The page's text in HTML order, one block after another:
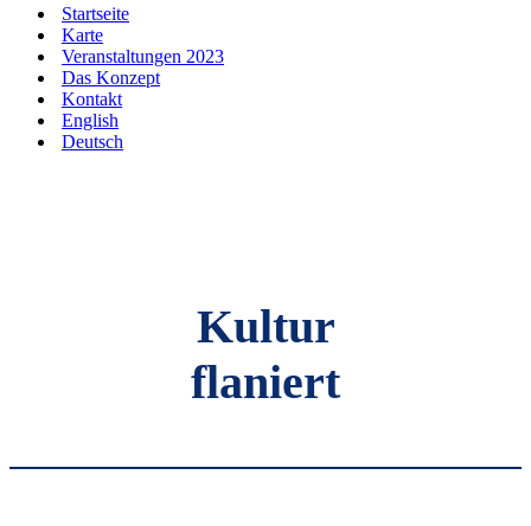
Startseite
Karte
Veranstaltungen 2023
Das Konzept
Kontakt
English
Deutsch
Kultur
flaniert